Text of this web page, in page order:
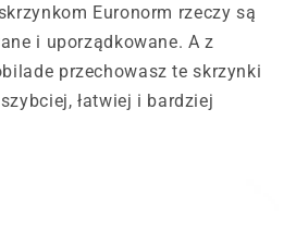
Euronorm rzeczy są
i uporządkowane. A z
przechowasz te skrzynki
łatwiej i bardziej